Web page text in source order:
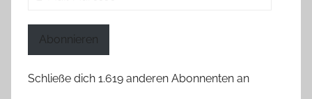
Abonnieren
Schließe dich 1.619 anderen Abonnenten an